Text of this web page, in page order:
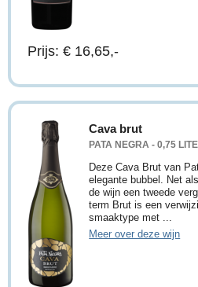
Prijs: € 16,65,-
Cava brut
PATA NEGRA - 0,75
Deze Cava Brut van
elegante bubbel. Net
de wijn een tweede
term Brut is een
smaaktype met ...
Meer over deze wijn